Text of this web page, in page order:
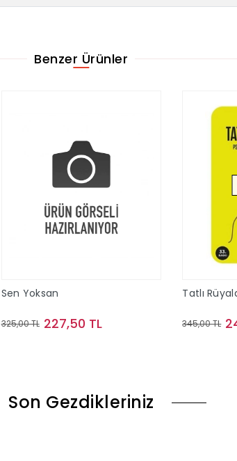
Benzer Ürünler
Sen Yoksan
325,00 TL 227,50 TL
Tatlı
345,00 TL
Son Gezdikleriniz